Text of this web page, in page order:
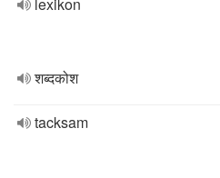
शब्दकोश
tacksam